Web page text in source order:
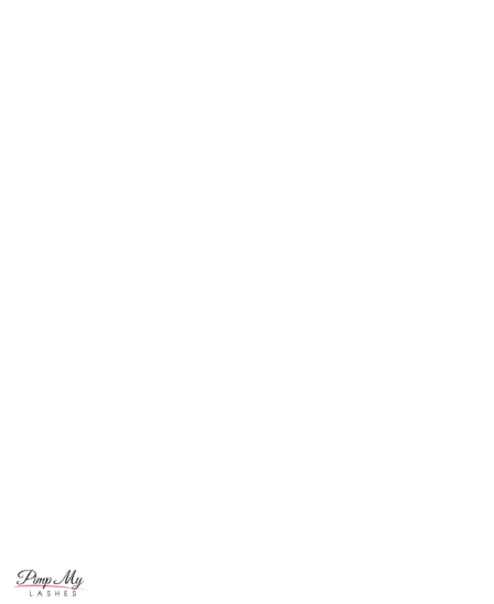
NAZWA
PRODUCENTA: